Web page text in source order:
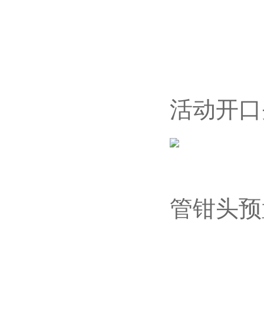
活动开
管钳头